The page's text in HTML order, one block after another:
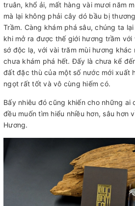
truân, khổ ải, mất hàng vài mươi năm
mà lại không phải cây dó bầu bị
Trầm. Càng khám phá sâu, chúng ta
khi mở ra được thế giới hương trầm
sớ độc lạ, với vài trăm mùi hương khác
chưa khám phá hết. Đấy là chưa kể
đất đặc thù của một số nước mới xuất
ngọt rất tốt và vô cùng hiếm có.
Bấy nhiêu đó cũng khiến cho những ai
đều muốn tìm hiểu nhiều hơn, sâu hơn
Hương.